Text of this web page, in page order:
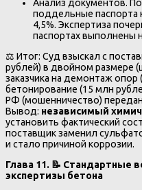
Анализ документов.
поддельные паспорта
4,5%. Экспертиза
паспортах выполнены
⚖️ Итог: Суд взыскал с
рублей) в двойном размере
заказчика на демонтаж опор
бетонирование (15 млн
РФ (мошенничество)
Вывод: независимый
установить фактический
поставщик заменил
и стало причиной коррозии.
Глава 11. 📝 Стандартные
экспертизы бетона